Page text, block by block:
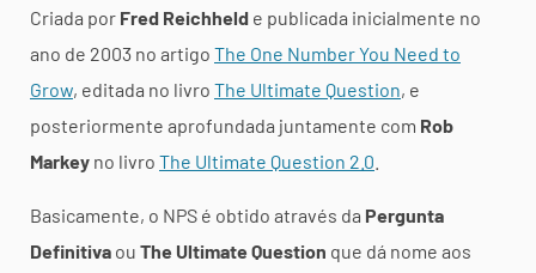
Criada por Fred Reichheld e publicada inicialmente no
ano de 2003 no artigo The One Number You Need to
Grow, editada no livro The Ultimate Question, e
posteriormente aprofundada juntamente com Rob
Markey no livro The Ultimate Question 2.0
Basicamente, o NPS é obtido através da Pergunta
Definitiva ou The Ultimate Question que dá nome aos